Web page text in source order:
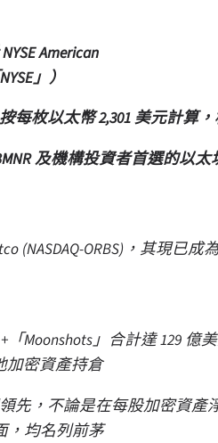
American
」）
每枚以太幣 2,301 美元計算
及機構投資者首選的以
(NASDAQ-ORBS)，其現已
Moonshots」合計達 129 億
加密資產持倉
先，不論是在每股加密資產
，均名列前茅